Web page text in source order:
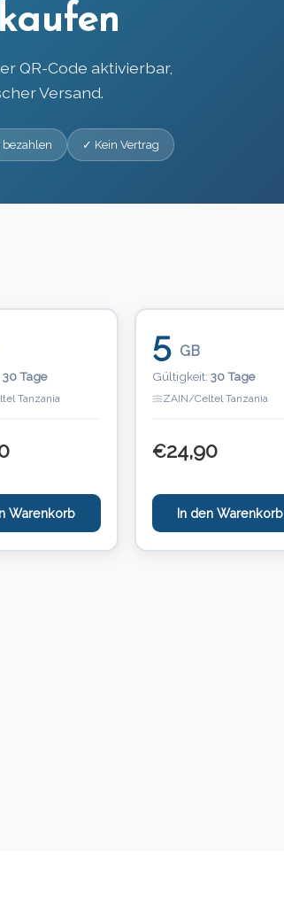
QR-Code aktivierbar,
Versand.
✓ Kein Vertrag
30 Tage
Tanzania
Warenkorb
5 GB
Gültigkeit: 30 Tage
ZAIN/Celtel Tanzania
€24,90
In den Warenkorb